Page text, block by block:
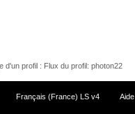
d'un profil : Flux du profil: photon22
Français (France) LS v4 Aide